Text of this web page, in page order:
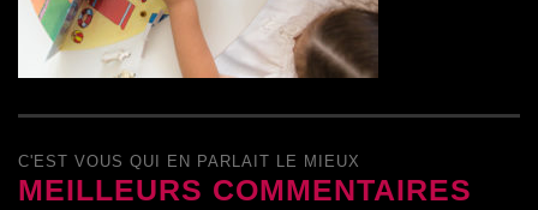
C'EST VOUS QUI EN PARLAIT LE MIEUX
MEILLEURS COMMENTAIRES